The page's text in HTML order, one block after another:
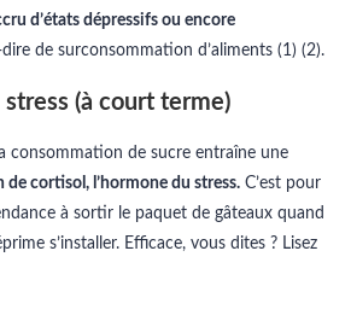
d’états dépressifs ou encore
dire de surconsommation d’aliments (1) (2).
(à court terme)
consommation de sucre entraîne une
de cortisol, l’hormone du stress. C’est pour
à sortir le paquet de gâteaux quand
s’installer. Efficace, vous dites ? Lisez